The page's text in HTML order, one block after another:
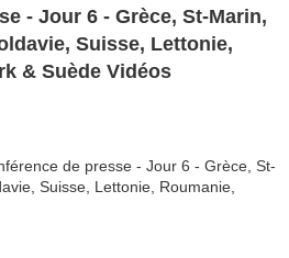
- Jour 6 - Grèce, St-Marin,
Suisse, Lettonie,
& Suède Vidéos